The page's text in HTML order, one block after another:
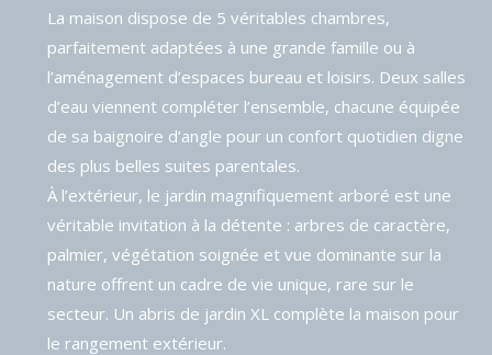
La maison dispose de 5 véritables chambres,
parfaitement adaptées à une grande famille ou à
l’aménagement d’espaces bureau et loisirs. Deux salles
d’eau viennent compléter l’ensemble, chacune équipée
de sa baignoire d’angle pour un confort quotidien digne
des plus belles suites parentales.
À l’extérieur, le jardin magnifiquement arboré est une
véritable invitation à la détente : arbres de caractère,
palmier, végétation soignée et vue dominante sur la
nature offrent un cadre de vie unique, rare sur le
secteur. Un abris de jardin XL complète la maison pour
le rangement extérieur.